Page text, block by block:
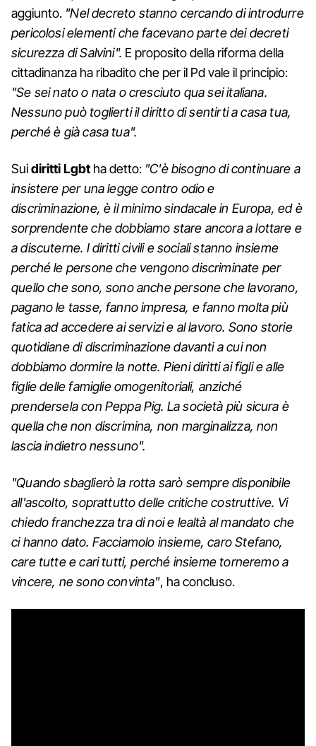
aggiunto. "Nel decreto stanno cercando di introdurre
pericolosi elementi che facevano parte dei decreti
sicurezza di Salvini". E proposito della riforma della
cittadinanza ha ribadito che per il Pd vale il principio:
"Se sei nato o nata o cresciuto qua sei italiana.
Nessuno può toglierti il diritto di sentirti a casa tua,
perché è già casa tua".
Suidiritti Lgbt ha detto: "C'è bisogno di continuare a
insistere per una legge contro odio e
discriminazione, è il minimo sindacale in Europa, ed è
sorprendente che dobbiamo stare ancora a lottare e
a discuterne. I diritti civili e sociali stanno insieme
perché le persone che vengono discriminate per
quello che sono, sono anche persone che lavorano,
pagano le tasse, fanno impresa, e fanno molta più
fatica ad accedere ai servizi e al lavoro. Sono storie
quotidiane di discriminazione davanti a cui non
dobbiamo dormire la notte. Pieni diritti ai figli e alle
figlie delle famiglie omogenitoriali, anziché
prendersela con Peppa Pig. La società più sicura è
quella che non discrimina, non marginalizza, non
lascia indietro nessuno".
"Quando sbaglierò la rotta sarò sempre disponibile
all'ascolto, soprattutto delle critiche costruttive. Vi
chiedo franchezza tra di noi e lealtà al mandato che
ci hanno dato. Facciamolo insieme, caro Stefano,
care tutte e cari tutti, perché insieme torneremo a
vincere, ne sono convinta", ha concluso.